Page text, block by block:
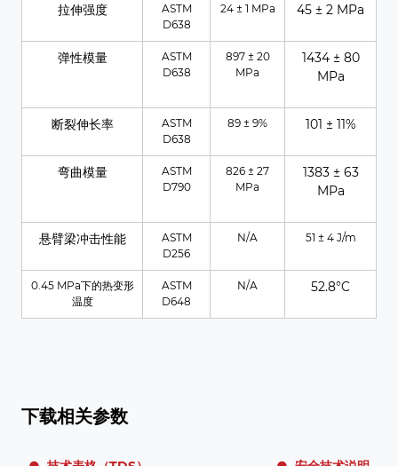
拉伸强度
ASTM
D638
24 ± 1 MPa 45 ± 2 MPa
弹性模量
ASTM
D638
897 ± 20
MPa
1434 ± 80
MPa
断裂伸长率
ASTM
D638
89 ± 9% 101 ± 11%
弯曲模量
ASTM
D790
826 ± 27
MPa
1383 ± 63
MPa
悬臂梁冲击性能
ASTM
D256
N/A 51 ± 4 J/m
0.45 MPa下的热变形
温度
ASTM
D648
N/A 52.8°C
下载相关参数